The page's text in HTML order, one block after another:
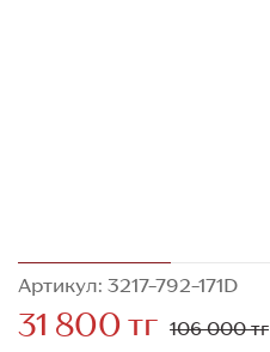
Артикул: 3217-792-171D
31 800 тг 106 000 тг